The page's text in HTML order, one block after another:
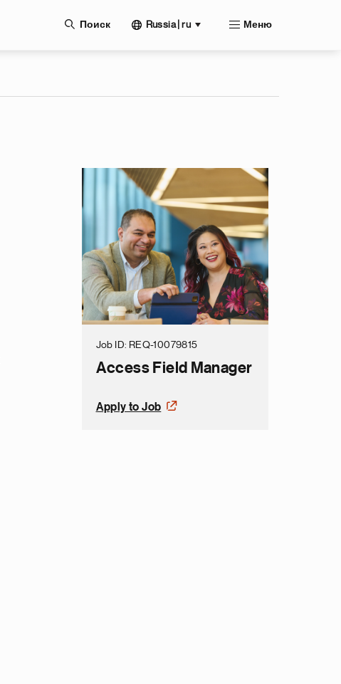
Поиск Russia | ru Меню
Job ID REQ-10079815
Access Field Manager
Apply to Job